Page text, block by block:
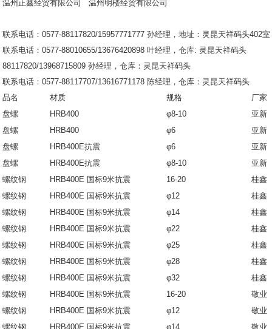
温州正鑫经贸有限公司 温州明楼经贸有限公司
联系电话：0577-88117820/15957771777 孙经理，地址：灵昆天祥码头402室
联系电话：0577-88010655/13676420898 叶经理，仓库: 灵
88117820/13968715809 孙经理，仓库：灵昆天祥码头
联系电话：0577-88117707/13616771178 陈经理，仓库：灵昆天祥码头
品名
材质 规格
厂家
盘螺
HRB400 φ8-10
亚新
盘螺
HRB400 φ6
亚新
盘螺
HRB400E抗震 φ6
亚新
盘螺
HRB400E抗震 φ8-10
亚新
螺纹钢
HRB400E 国标9米抗震 16-20
桂鑫
螺纹钢
HRB400E 国标9米抗震 φ12
桂鑫
螺纹钢
HRB400E 国标9米抗震 φ14
桂鑫
螺纹钢
HRB400E 国标9米抗震 φ22
桂鑫
螺纹钢
HRB400E 国标9米抗震 φ25
桂鑫
螺纹钢
HRB400E 国标9米抗震 φ28
桂鑫
螺纹钢
HRB400E 国标9米抗震 φ32
桂鑫
螺纹钢
HRB400E 国标9米抗震 16-20
敬业
螺纹钢
HRB400E 国标9米抗震 φ12
敬业
螺纹钢
HRB400E 国标9米抗震 φ14
敬业